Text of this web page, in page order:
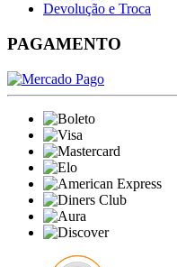
Devolução e Troca
PAGAMENTO